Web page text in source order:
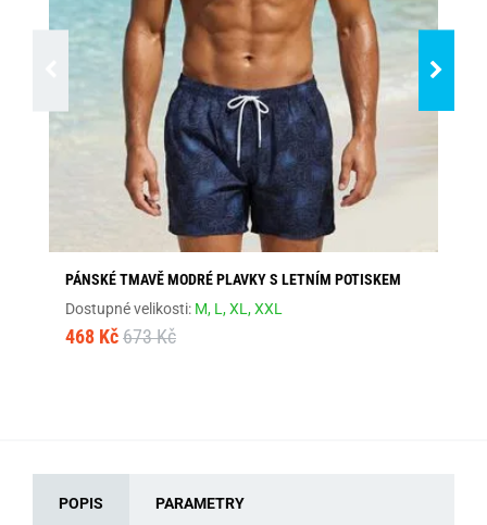
PÁNSKÉ TMAVĚ MODRÉ PLAVKY S LETNÍM POTISKEM
Dostupné velikosti: M, L,XL,XXL
468 Kč 673 Kč
POPIS PARAMETRY